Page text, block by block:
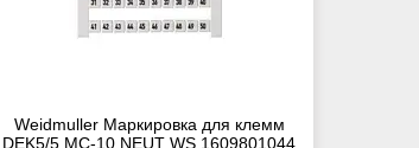
Weidmuller Маркировка для клемм
DEK5/5 MC-10 NEUT WS 1609801044